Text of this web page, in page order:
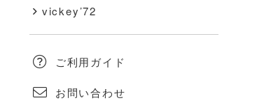
vickey’72
ご利用ガイド
お問い合わせ